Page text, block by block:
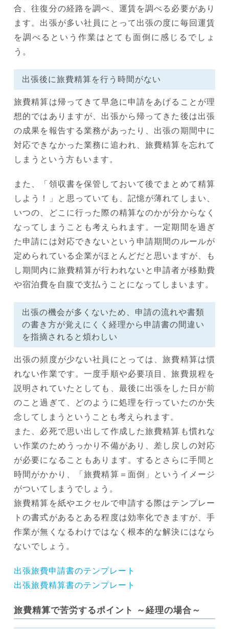
合、往復分の経路を調べ、運賃を調べる必要があり
ます。出張が多い社員にとって出張の度に毎回運賃
を調べるという作業はとても面倒に感じるでしょ
う。
出張後に旅費精算を行う時間がない
旅費精算は帰ってきて早急に申請をあげることが理
想的ではありますが、出張から帰ってきた後は出張
の成果を報告する業務があったり、出張の期間中に
対応できなかった業務に追われ、旅費精算を忘れて
しまうという方もいます。
また、「領収書を保管しておいて後でまとめて精算
しよう！」と思っていても、記憶が薄れてしまい、
いつの、どこに行った際の精算なのかが分からなく
なってしまうことも考えられます。一定期間を過ぎ
た申請には対応できないという申請期間のルールが
定められている企業がほとんどだと思いますが、も
し期間内に旅費精算が行われないと申請者が移動費
や宿泊費を自腹で支払うことになってしまいます。
出張の機会が多くないため、申請の流れや書類
の書き方が覚えにくく経理から申請書の間違い
を指摘されると煩わしい
出張の頻度が少ない社員にとっては、旅費精算は慣
れない作業です。一度手順や必要項目、旅費規程を
説明されていたとしても、最後に出張をした日が前
のこと過ぎて、どのように処理を行っていたのか失
念してしまうということも考えられます。
また、必死で思い出して作成した旅費精算も慣れな
い作業のためうっかり不備があり、差し戻しの対応
が必要になることもあります。するとさらに手間と
時間がかかり、「旅費精算＝面倒」というイメージ
がついてしまうでしょう。
旅費精算を紙やエクセルで申請する際はテンプレー
トの書式があるとある程度は効率化できますが、手
作業が無くなるわけではなく根本的な解決にはなら
ないでしょう。
出張旅費申請書のテンプレート
出張旅費精算書のテンプレート
旅費精算で苦労するポイント ～経理の場合～